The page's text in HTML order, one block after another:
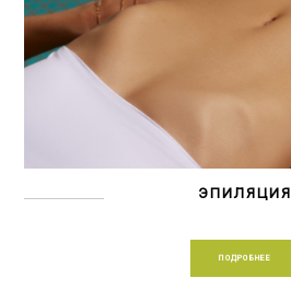
ЭПИЛЯЦИЯ
ПОДРОБНЕЕ